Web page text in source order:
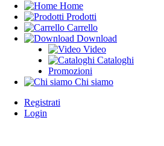
Home
Prodotti
Carrello
Download
Video
Cataloghi
Promozioni
Chi siamo
Registrati
Login